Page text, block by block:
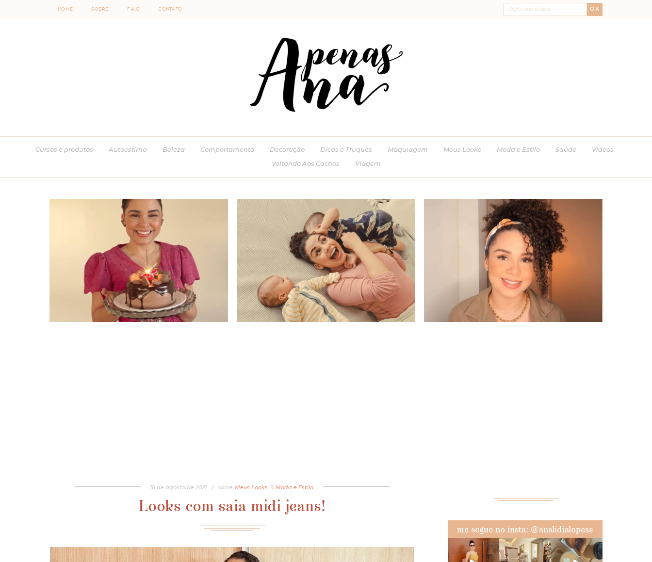
HOME SOBRE F.A.Q CONTATO OK
Cursos e produtos Autoestima Beleza Comportamento Decoração Dicas e Truques Maquiagem Meus Looks Moda e Estilo Saúde Vídeos
Voltando Aos Cachos Viagem
18 de agosto de 2021 / sobre Meus Looks & Moda e Estilo
Looks com saia midi jeans!
me segue no insta: @analidialopess